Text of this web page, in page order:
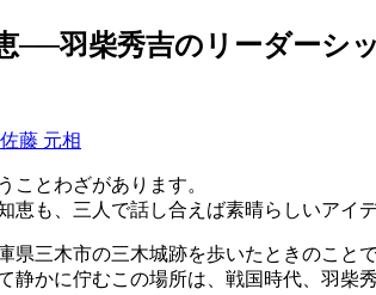
──羽柴秀吉のリーダーシ
藤 元相
ことわざがあります。
恵も、三人で話し合えば素晴らしいアイ
県三木市の三木城跡を歩いたときのことで
静かに佇むこの場所は、戦国時代、羽柴